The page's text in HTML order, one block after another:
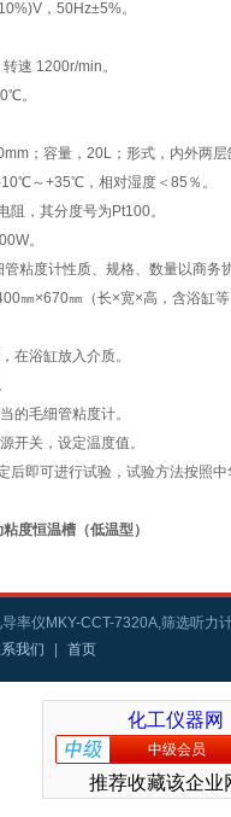
，50Hz±5%。
速 1200r/min。
。
；容量，20L；形式，内外两层
～+35℃，相对湿度＜85％。
阻，其分度号为Pt100。
。
粘度计性质、规格、数量以商务
㎜×670㎜（长×宽×高，含浴缸等
在浴缸放入介质。
的毛细管粘度计。
开关，设定温度值。
后即可进行试验，试验方法按照
度恒温槽（低温型）
率仪MKY-CCT-7320A,筛选听力
我们
首页
化工仪器网
中级会员
推荐收藏该企业